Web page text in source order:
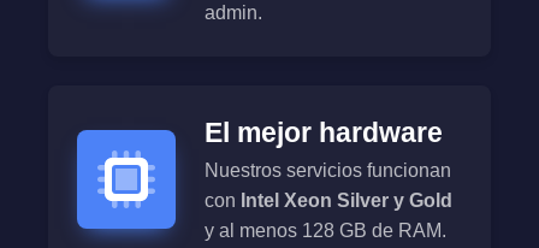
admin.
El mejor hardware
Nuestros servicios funcionan
con Intel Xeon Silver y Gold
y al menos 128 GB de RAM.